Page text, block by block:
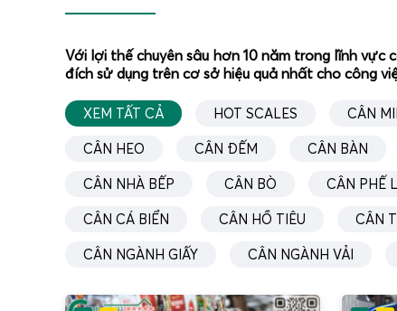
Với lợi thế chuyên sâu hơn 10 năm trong lĩnh vực
đích sử dụng trên cơ sở hiệu quả nhất cho công
XEM TẤT CẢ HOT SCALES CÂN
CÂN HEO CÂN ĐẾM CÂN BÀN
CÂN NHÀ BẾP CÂN BÒ CÂN PHẾ
CÂN CÁ BIỂN CÂN HỒ TIÊU CÂN
CÂN NGÀNH GIẤY CÂN NGÀNH VẢI